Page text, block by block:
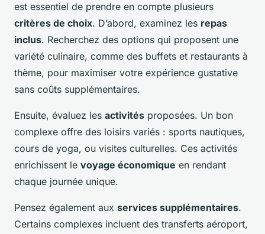
est essentiel de prendre en compte plusieurs
critères de choix. D’abord, examinez les repas
inclus. Recherchez des options qui proposent une
variété culinaire, comme des buffets et restaurants à
thème, pour maximiser votre expérience gustative
sans coûts supplémentaires.
Ensuite, évaluez les activités proposées. Un bon
complexe offre des loisirs variés : sports nautiques,
cours de yoga, ou visites culturelles. Ces activités
enrichissent le voyage économique en rendant
chaque journée unique.
Pensez également aux services supplémentaires.
Certains complexes incluent des transferts aéroport,